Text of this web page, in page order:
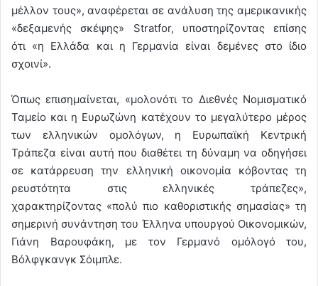
μέλλον τους», αναφέρεται σε ανάλυση της αμερικανικής
«δεξαμενής σκέψης» Stratfor, υποστηρίζοντας επίσης
ότι «η Ελλάδα και η Γερμανία είναι δεμένες στο ίδιο
σχοινί».
Όπως επισημαίνεται, «μολονότι το Διεθνές Νομισματικό
Ταμείο και η Ευρωζώνη κατέχουν το μεγαλύτερο μέρος
των ελληνικών ομολόγων, η Ευρωπαϊκή Κεντρική
Τράπεζα είναι αυτή που διαθέτει τη δύναμη να οδηγήσει
σε κατάρρευση την ελληνική οικονομία κόβοντας τη
ρευστότητα στις ελληνικές τράπεζες»,
χαρακτηρίζοντας «πολύ πιο καθοριστικής σημασίας» τη
σημερινή συνάντηση του Έλληνα υπουργού Οικονομικών,
Γιάνη Βαρουφάκη, με τον Γερμανό ομόλογό του,
Βόλφγκανγκ Σόιμπλε.